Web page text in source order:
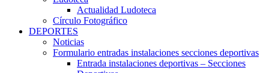
Actualidad Ludoteca
Círculo Fotográfico
DEPORTES
Noticias
Formulario entradas instalaciones secciones deportivas
Entrada instalaciones deportivas – Secciones